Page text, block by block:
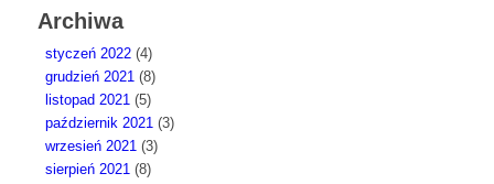
Archiwa
styczeń 2022(4)
grudzień 2021 (8)
listopad 2021 (5)
październik 2021 (3)
wrzesień 2021 (3)
sierpień 2021 (8)